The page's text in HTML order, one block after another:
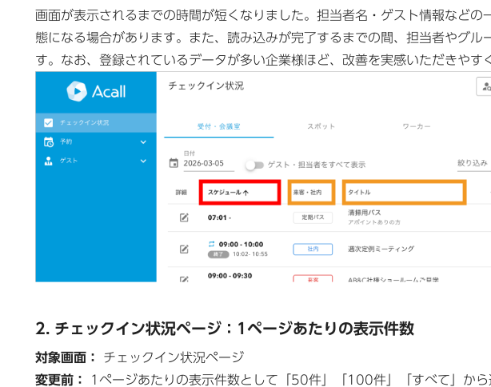
画面が表示されるまでの時間が短くなりました。担当者名・ゲスト情報など
態になる場合があります。また、読み込みが完了するまでの間、担当者やグ
す。なお、登録されているデータが多い企業様ほど、改善を実感いただきやす
2. チェックイン状況ページ：1ページあたりの表示件数
対象画面：
チェックイン状況ページ
変更前：
1ページあたりの表示件数として「50件」「100件」「すべて」から